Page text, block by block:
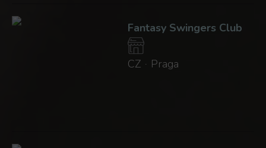
Fantasy Swingers Club
CZ · Praga